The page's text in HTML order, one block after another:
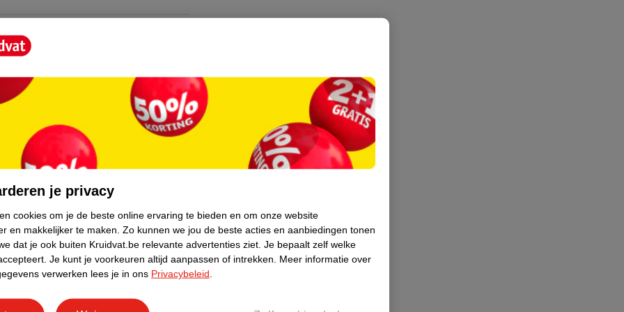
geniet van een stralende huid.
met je ogen vermijden. Spoel bij contact
je privacy
cookies om je de beste online ervaring te bieden en om onze website
en makkelijker te maken. Zo kunnen we jou de beste acties en aanbiedingen tonen
dat je ook buiten Kruidvat.be relevante advertenties ziet. Je bepaalt zelf welke
Je kunt je voorkeuren altijd aanpassen of intrekken.
Meer informatie over
verwerken lees je in ons Privacybeleid